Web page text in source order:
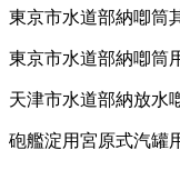
東京市水道部納喞筒
東京市水道部納喞筒
天津市水道部納放水
砲艦淀用宮原式汽罐